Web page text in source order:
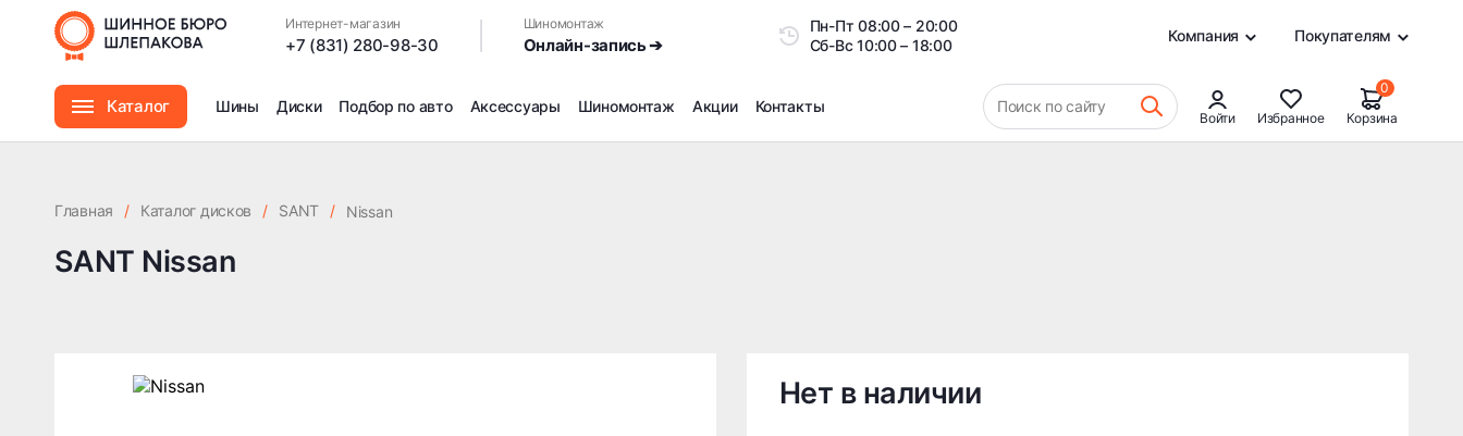
Интернет-магазин
+7 (831) 280-98-30
Шиномонтаж
Онлайн-запись ➔
Пн-Пт08:00 – 20:00
Сб-Вс10:00 – 18:00
Компания Покупателям
Каталог Шины Диски Подбор по авто Аксессуары Шиномонтаж
Дошиповка, Ошиповка, Перешиповка зимней резины
Акции Контакты Поиск по сайту
Войти Избранное
0
Корзина
Главная / Каталог дисков / SANT / Nissan
SANT Nissan
Нет в наличии